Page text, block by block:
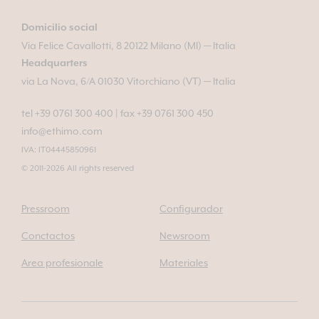
Domicilio social
Via Felice Cavallotti, 8 20122 Milano (MI) — Italia
Headquarters
via La Nova, 6/A 01030 Vitorchiano (VT) — Italia
tel +39 0761 300 400
fax +39 0761 300 450
info@ethimo.com
IVA: IT04445850961
© 2011-2026 All rights reserved
Pressroom Configurador
Conctactos Newsroom
Area profesionale Materiales